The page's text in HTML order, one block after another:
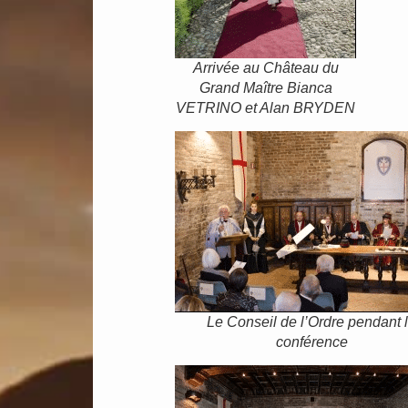
Arrivée au Château du
Grand Maître Bianca
VETRINO et Alan BRYDEN
Le Conseil de l’Ordre pendant
conférence